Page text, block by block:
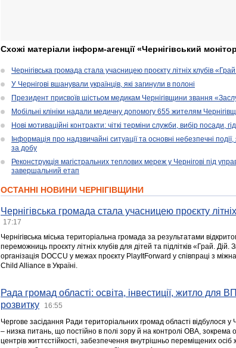
Схожі матеріали інформ-агенції «Чернігівський
Чернігівська громада стала учасницею проєкту літніх клубів
У Чернігові вшанували українців, які загинули в полоні
Президент присвоїв шістьом медикам Чернігівщини звання
Мобільні клініки надали медичну допомогу 655 жителям
Нові мотиваційні контракти: чіткі терміни служби, вибір посади,
Інформація про надзвичайні ситуації та основні небезпечні
за добу
Реконструкція магістральних теплових мереж у Чернігові під
завершальний етап
ОСТАННІ НОВИНИ ЧЕРНІГІВЩИНИ
Чернігівська громада стала учасницею проєкту
17:17
Чернігівська міська територіальна громада за результатами
переможниць проєкту літніх клубів для дітей та підлітків «Грай.
організація DOCCU у межах проєкту PlayItForward у співпраці з
Child Alliance в Україні.
Рада громад області: освіта, інвестиції, житло для
розвитку
16:55
Чергове засідання Ради територіальних громад області відбулося
– низка питань, що постійно в полі зору й на контролі ОВА, зокрема
центрів життєстійкості, забезпечення внутрішньо переміщених